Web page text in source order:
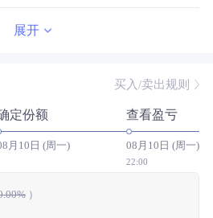
187/779
8.70% 67/681
209/942
展开
买入/卖出规则
定份额
月10日 (周一)
查看盈亏
08月10日 (周一)
22:00
）